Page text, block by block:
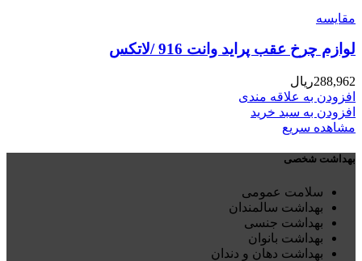
مقایسه
لوازم چرخ عقب پراید وانت 916 /لاتکس
288,962ریال
افزودن به علاقه مندی
افزودن به سبد خرید
مشاهده سریع
بهداشت شخصی
سلامت عمومی
بهداشت سالمندان
بهداشت جنسی
بهداشت بانوان
بهداشت دهان و دندان